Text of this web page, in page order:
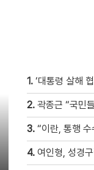
1. ‘대통령 살해
2. 곽종근 “국민들께
3. “이란, 통행
4. 여인형, 성경구